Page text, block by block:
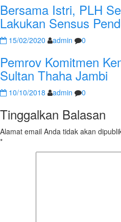
Bersama Istri, PLH
Lakukan Sensus
15/02/2020 admin 0
Pemrov Komitmen
Sultan Thaha Jambi
10/10/2018 admin 0
Tinggalkan Balasan
Alamat email Anda tidak akan
*